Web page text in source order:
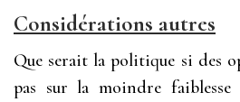
Considérations autres
Que serait la politique si des
pas sur la moindre faiblesse